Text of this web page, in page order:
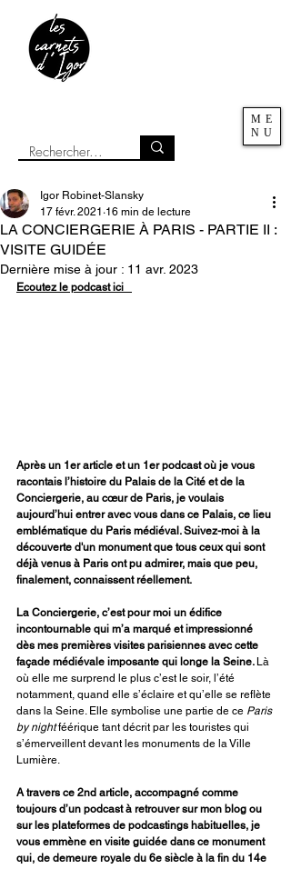
ME
NU
LA CONCIERGERIE À PARIS - PARTIE II :
VISITE GUIDÉE
Igor Robinet-Slansky
17 févr. 2021 16 min de lecture
Dernière mise à jour : 11 avr. 2023
Ecoutez le podcast ici
Après un 1er article et un 1er podcast où je vous
racontais l’histoire du Palais de la Cité et de la
Conciergerie, au cœur de Paris, je voulais
aujourd’hui entrer avec vous dans ce Palais, ce lieu
emblématique du Paris médiéval. Suivez-moi à la
découverte d'un monument que tous ceux qui sont
déjà venus à Paris ont pu admirer, mais que peu,
finalement, connaissent réellement.
La Conciergerie, c’est pour moi un édifice
incontournable qui m’a marqué et impressionné
dès mes premières visites parisiennes avec cette
façade médiévale imposante qui longe la Seine. Là
où elle me surprend le plus c’est le soir, l’été
notamment, quand elle s’éclaire et qu’elle se reflète
dans la Seine. Elle symbolise une partie de ce Paris
by night féérique tant décrit par les touristes qui
s’émerveillent devant les monuments de la Ville
Lumière.
A travers ce 2nd article, accompagné comme
toujours d’un podcast à retrouver sur mon blog ou
sur les plateformes de podcastings habituelles, je
vous emmène en visite guidée dans ce monument
qui, de demeure royale du 6e siècle à la fin du 14e